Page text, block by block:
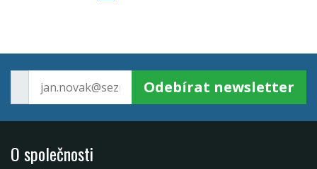
Odebírat newsletter
O společnosti